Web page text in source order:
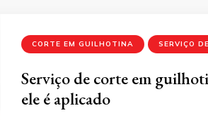
CORTE EM GUILHOTINA SERVIÇO
Serviço de corte em
ele é aplicado